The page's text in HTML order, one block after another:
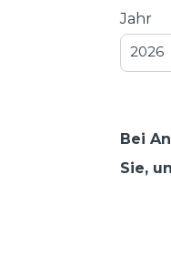
Jahr
2026
Bei
Sie,